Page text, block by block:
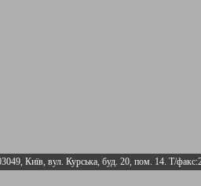
Київ, вул. Курська, буд. 20, пом. 14. Т/